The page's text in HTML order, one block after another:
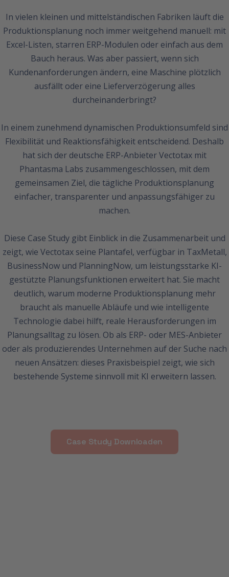
In vielen kleinen und mittelständischen Fabriken läuft die
Produktionsplanung noch immer weitgehend manuell: mit
Excel-Listen, starren ERP-Modulen oder einfach aus dem
Bauch heraus. Was aber passiert, wenn sich
Kundenanforderungen ändern, eine Maschine plötzlich
ausfällt oder eine Lieferverzögerung alles
durcheinanderbringt?
In einem zunehmend dynamischen Produktionsumfeld sind
Flexibilität und Reaktionsfähigkeit entscheidend. Deshalb
hat sich der deutsche ERP-Anbieter Vectotax mit
Phantasma Labs zusammengeschlossen, mit dem
gemeinsamen Ziel, die tägliche Produktionsplanung
einfacher, transparenter und anpassungsfähiger zu
machen.
Diese Case Study gibt Einblick in die Zusammenarbeit und
zeigt, wie Vectotax seine Plantafel, verfügbar in TaxMetall,
BusinessNow und PlanningNow, um leistungsstarke KI-
gestützte Planungsfunktionen erweitert hat. Sie macht
deutlich, warum moderne Produktionsplanung mehr
braucht als manuelle Abläufe und wie intelligente
Technologie dabei hilft, reale Herausforderungen im
Planungsalltag zu lösen. Ob als ERP- oder MES-Anbieter
oder als produzierendes Unternehmen auf der Suche nach
neuen Ansätzen: dieses Praxisbeispiel zeigt, wie sich
bestehende Systeme sinnvoll mit KI erweitern lassen.
Case Study Downloaden